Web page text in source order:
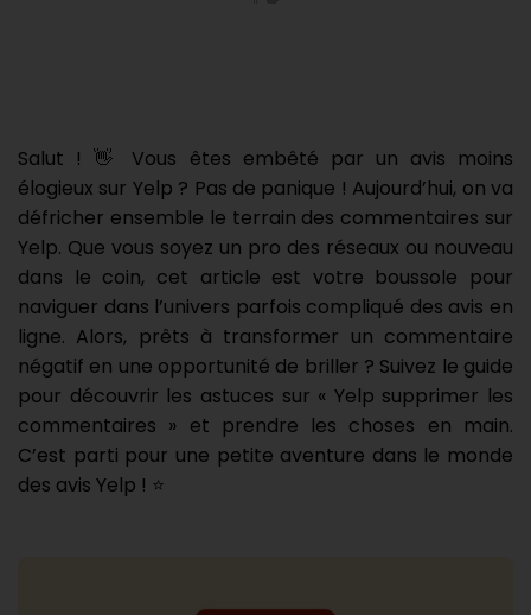
Salut ! 👋 Vous êtes embêté par un avis moins
élogieux sur Yelp ? Pas de panique ! Aujourd’hui, on va
défricher ensemble le terrain des commentaires sur
Yelp. Que vous soyez un pro des réseaux ou nouveau
dans le coin, cet article est votre boussole pour
naviguer dans l’univers parfois compliqué des avis en
ligne. Alors, prêts à transformer un commentaire
négatif en une opportunité de briller ? Suivez le guide
pour découvrir les astuces sur « Yelp supprimer les
commentaires » et prendre les choses en main.
C’est parti pour une petite aventure dans le monde
des avis Yelp ! ⭐️